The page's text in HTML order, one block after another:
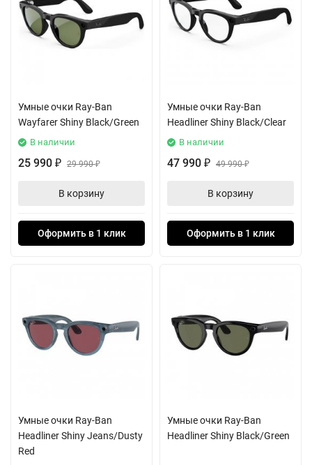
Умные очки Ray-Ban
Wayfarer Shiny Black/Green
В наличии
25 990 ₽ 29 990₽
В корзину
Оформить в 1 клик
Умные очки Ray-Ban
Headliner Shiny Black/Clear
В наличии
47 990 ₽ 49 990₽
В корзину
Оформить в 1 клик
Умные очки Ray-Ban
Headliner Shiny Jeans/Dusty
Red
Умные очки Ray-Ban
Headliner Shiny Black/Green